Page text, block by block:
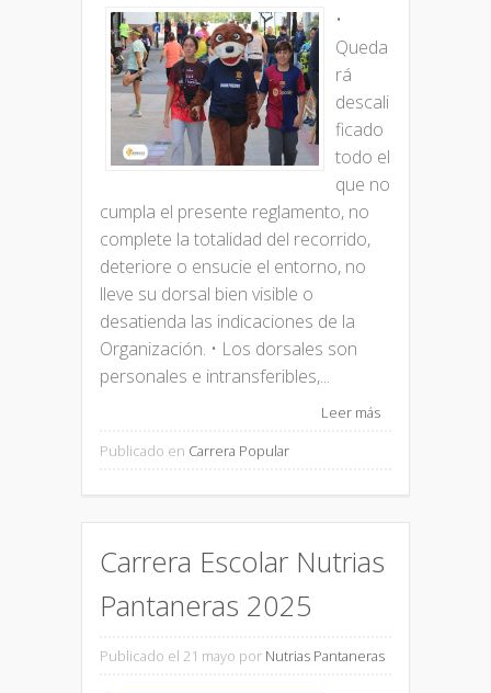
•
Queda
rá
descali
ficado
todo el
que no
cumpla el presente reglamento, no
complete la totalidad del recorrido,
deteriore o ensucie el entorno, no
lleve su dorsal bien visible o
desatienda las indicaciones de la
Organización. • Los dorsales son
personales e intransferibles,...
Leer más
Publicado en Carrera Popular
Carrera Escolar Nutrias
Pantaneras 2025
Publicado el 21 mayo por Nutrias Pantaneras